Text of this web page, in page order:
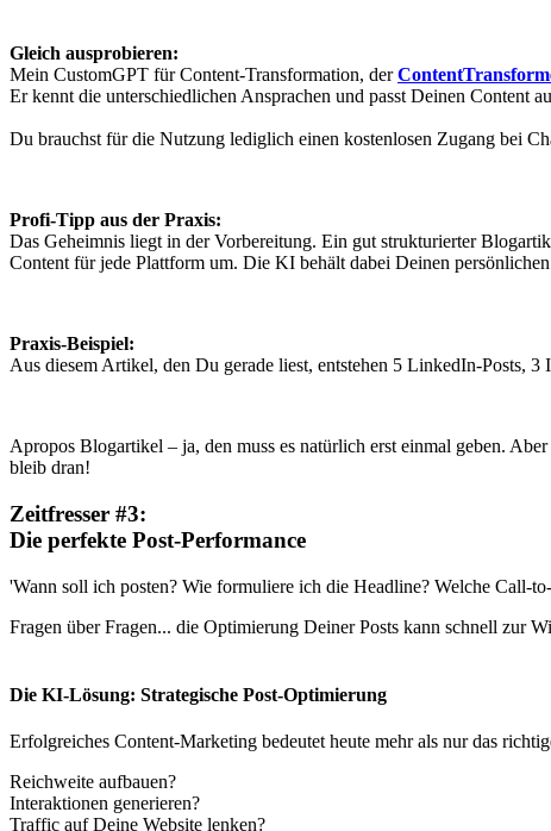
Gleich ausprobieren:
Mein CustomGPT für Content-Transformation, der
Er kennt die unterschiedlichen Ansprachen und passt Deinen Content
Du brauchst für die Nutzung lediglich einen kostenlosen Zugang bei
Profi-Tipp aus der Praxis:
Das Geheimnis liegt in der Vorbereitung. Ein gut strukturierter
Content für jede Plattform um. Die KI behält dabei Deinen
Praxis-Beispiel:
Aus diesem Artikel, den Du gerade liest, entstehen 5 LinkedIn-Posts,
Apropos Blogartikel – ja, den muss es natürlich erst einmal geben.
bleib dran!
Zeitfresser #3:
Die perfekte Post-Performance
'Wann soll ich posten? Wie formuliere ich die Headline? Welche Call-
Fragen über Fragen... die Optimierung Deiner Posts kann schnell zur
Die KI-Lösung: Strategische Post-Optimierung
Erfolgreiches Content-Marketing bedeutet heute mehr als nur das
Reichweite aufbauen?
Interaktionen generieren?
Traffic auf Deine Website lenken?